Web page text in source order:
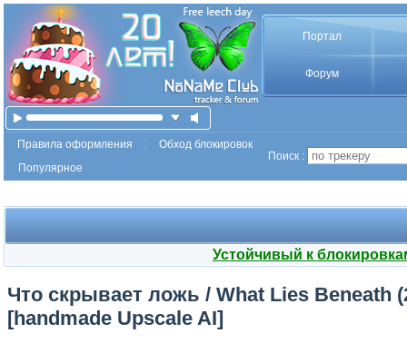
Портал
Форум
Правила оформления
Обход блокировок
Популярное
Поиск :
Устойчивый к
Что скрывает ложь / What Lies Beneath
[handmade Upscale AI]